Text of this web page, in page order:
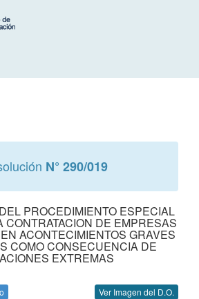
N° 290/019
PROCEDIMIENTO ESPECIAL
CONTRATACION DE EMPRESAS
ACONTECIMIENTOS GRAVES
COMO CONSECUENCIA DE
EXTREMAS
Ver Imagen del D.O.